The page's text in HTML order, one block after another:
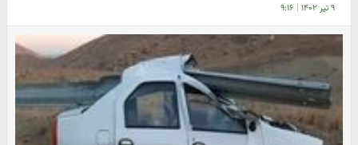
۹ تیر ۱۴۰۲ | ۹:۱۶